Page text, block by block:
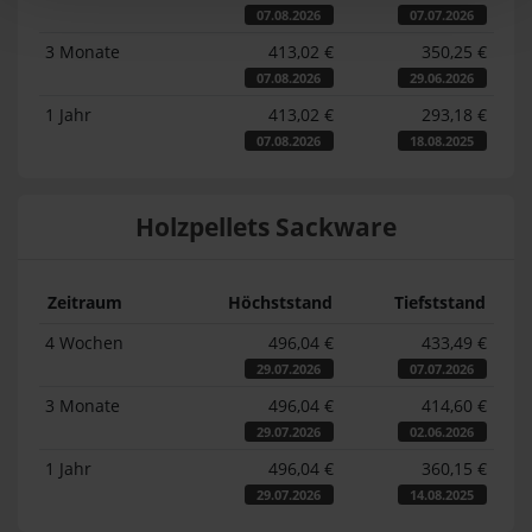
07.08.2026 07.07.2026
3 Monate 413,02 €
07.08.2026
350,25 €
29.06.2026
1 Jahr 413,02 €
07.08.2026
293,18 €
18.08.2025
Holzpellets Sackware
Zeitraum Höchststand
Tiefststand
4 Wochen
496,04 €
29.07.2026
433,49 €
07.07.2026
3 Monate 496,04 €
29.07.2026
414,60 €
02.06.2026
1 Jahr 496,04 €
29.07.2026
360,15 €
14.08.2025